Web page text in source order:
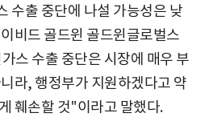
수출 중단에 나설 가능성은 낮
비드 골드윈 골드윈글로벌스
스 수출 중단은 시장에 매우 부
라, 행정부가 지원하겠다고 약
훼손할 것"이라고 말했다.